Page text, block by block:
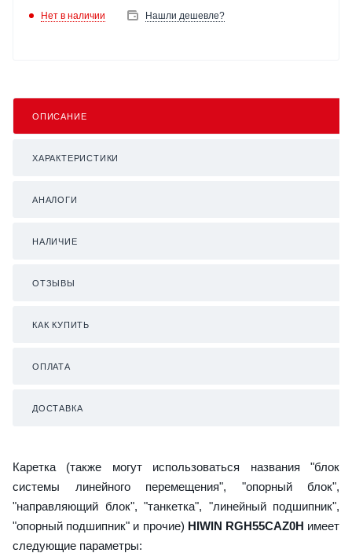
Нет в наличии Нашли дешевле?
ОПИСАНИЕ
ХАРАКТЕРИСТИКИ
АНАЛОГИ
НАЛИЧИЕ
ОТЗЫВЫ
КАК КУПИТЬ
ОПЛАТА
ДОСТАВКА
Каретка (также могут использоваться названия "блок
системы линейного перемещения", "опорный блок",
"направляющий блок", "танкетка", "линейный подшипник",
"опорный подшипник" и прочие) HIWIN RGH55CAZ0H имеет
следующие параметры: